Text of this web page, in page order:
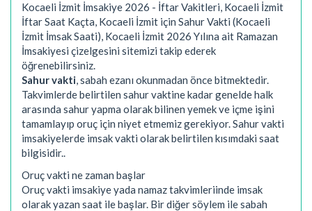
Kocaeli İzmit İmsakiye 2026 - İftar Vakitleri, Kocaeli İzmit
İftar Saat Kaçta, Kocaeli İzmit için Sahur Vakti (Kocaeli
İzmit İmsak Saati), Kocaeli İzmit 2026 Yılına ait Ramazan
İmsakiyesi çizelgesini sitemizi takip ederek
öğrenebilirsiniz.
Sahur vakti, sabah ezanı okunmadan önce bitmektedir.
Takvimlerde belirtilen sahur vaktine kadar genelde halk
arasında sahur yapma olarak bilinen yemek ve içme işini
tamamlayıp oruç için niyet etmemiz gerekiyor. Sahur vakti
imsakiyelerde imsak vakti olarak belirtilen kısımdaki saat
bilgisidir..
Oruç vakti ne zaman başlar
Oruç vakti imsakiye yada namaz takvimleriinde imsak
olarak yazan saat ile başlar. Bir diğer söylem ile sabah